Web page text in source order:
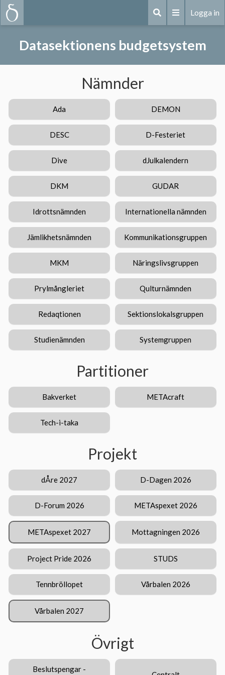
Logga in
Datasektionens budgetsystem
Nämnder
Ada DEMON
DESC D-Festeriet
Dive dJulkalendern
DKM GUDAR
Idrottsnämnden Internationella nämnden
Jämlikhetsnämnden Kommunikationsgruppen
MKM Näringslivsgruppen
Prylmångleriet Qulturnämnden
Redaqtionen Sektionslokalsgruppen
Studienämnden Systemgruppen
Partitioner
Bakverket METAcraft
Tech-i-taka
Projekt
dÅre 2027 D-Dagen 2026
D-Forum 2026 METAspexet 2026
METAspexet 2027 Mottagningen 2026
Project Pride 2026 STUDS
Tennbröllopet Vårbalen 2026
Vårbalen 2027
Övrigt
Beslutspengar -